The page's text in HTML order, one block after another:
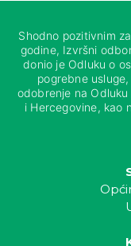
Shodno pozitivnim
godine, Izvršni
donio je Odluku o
pogrebne
odobrenje na
i Hercegovine, kao